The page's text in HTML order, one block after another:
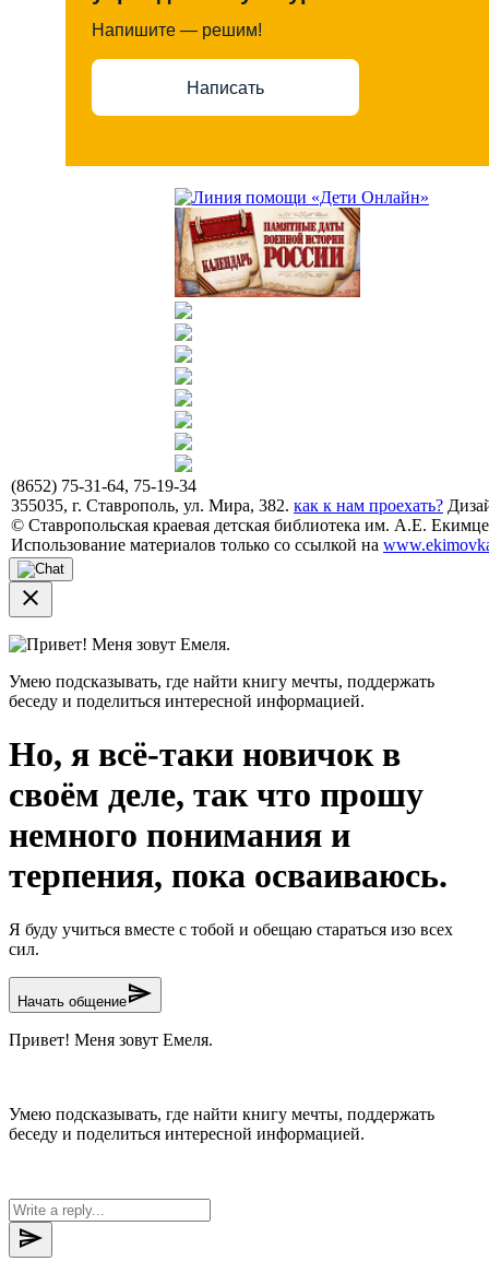
Напишите — решим!
Написать
(8652) 75-31-64, 75-19-34
355035, г. Ставрополь, ул. Мира, 382. как к нам проехать?
© Ставропольская краевая детская библиотека им. А.Е.
Использование материалов только со ссылкой на
close
Привет! Меня зовут Емеля.
Умею подсказывать, где найти книгу мечты, поддержать
беседу и поделиться интересной информацией.
Но, я всё-таки новичок в
своём деле, так что прошу
немного понимания и
терпения, пока осваиваюсь.
Я буду учиться вместе с тобой и обещаю стараться изо всех
сил.
Начать общениеsend
Привет! Меня зовут Емеля.
Умею подсказывать, где найти книгу мечты, поддержать
беседу и поделиться интересной информацией.
send